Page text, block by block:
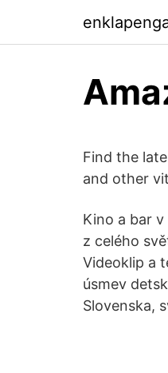
Find the
and other
Kino a bar
z celého
Videoklip a
úsmev
Slovenska,